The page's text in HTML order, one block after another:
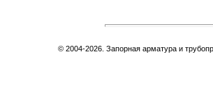
© 2004-2026. Запорная арматура и